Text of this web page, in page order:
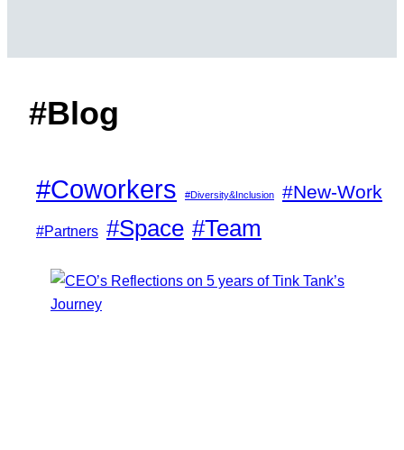
#Blog
#Coworkers #Diversity&Inclusion #New-Work
#Partners #Space #Team